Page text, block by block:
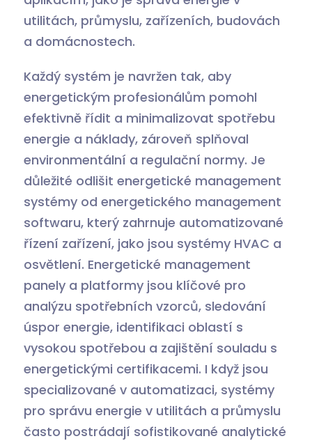
utilitách, průmyslu, zařízeních, budovách
a domácnostech.
Každý systém je navržen tak, aby
energetickým profesionálům pomohl
efektivně řídit a minimalizovat spotřebu
energie a náklady, zároveň splňoval
environmentální a regulační normy. Je
důležité odlišit energetické management
systémy od energetického management
softwaru, který zahrnuje automatizované
řízení zařízení, jako jsou systémy HVAC a
osvětlení. Energetické management
panely a platformy jsou klíčové pro
analýzu spotřebních vzorců, sledování
úspor energie, identifikaci oblastí s
vysokou spotřebou a zajištění souladu s
energetickými certifikacemi. I když jsou
specializované v automatizaci, systémy
pro správu energie v utilitách a průmyslu
často postrádají sofistikované analytické